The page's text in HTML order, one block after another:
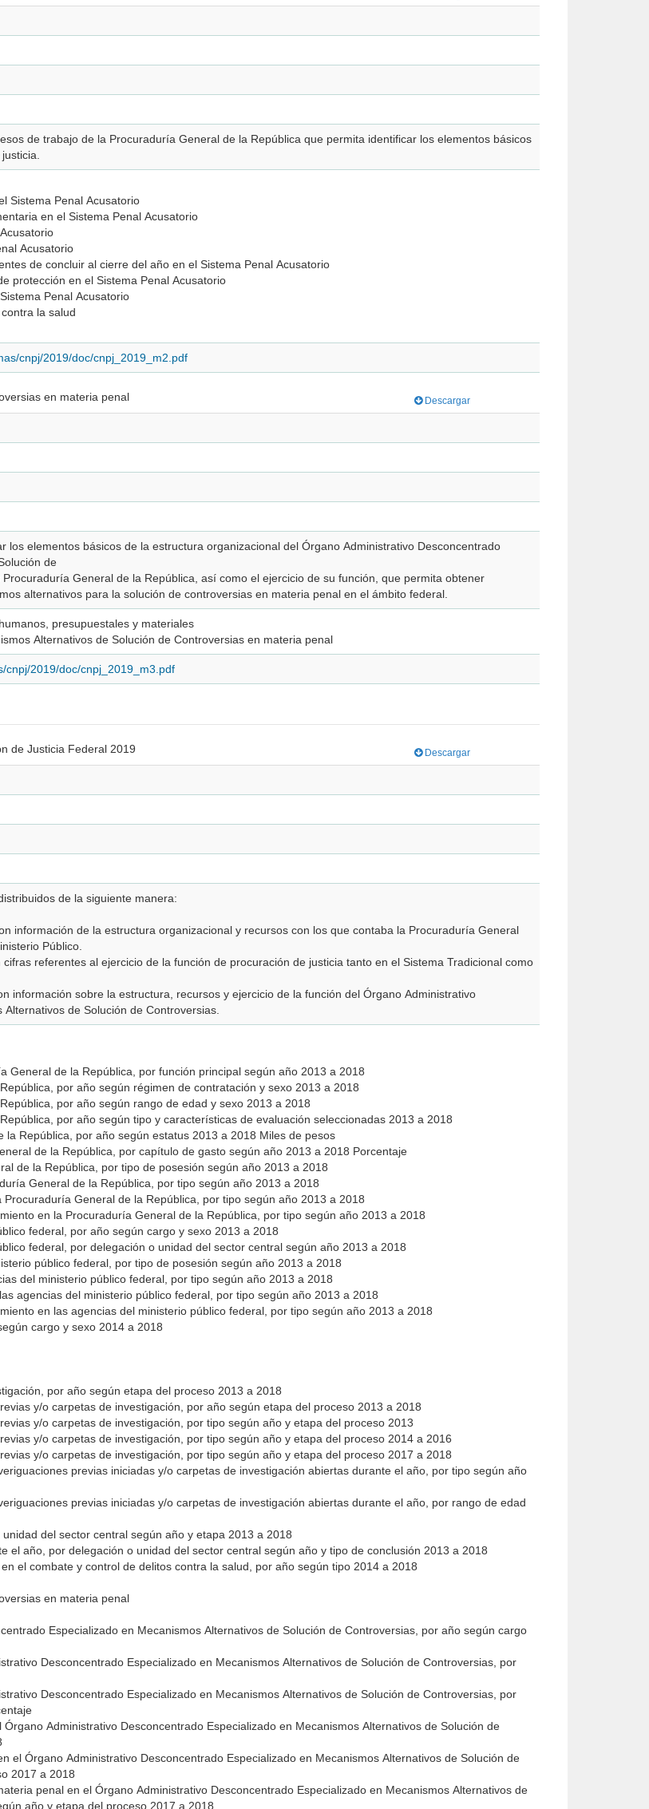
de trabajo de la Procuraduría General de la República que permita identificar los elementos básicos
Sistema Penal Acusatorio
en el Sistema Penal Acusatorio
Acusatorio
de concluir al cierre del año en el Sistema Penal Acusatorio
protección en el Sistema Penal Acusatorio
Penal Acusatorio
la salud
cnpj/2019/doc/cnpj_2019_m2.pdf
en materia penal Descargar
los elementos básicos de la estructura organizacional del Órgano Administrativo Desconcentrado
de
General de la República, así como el ejercicio de su función, que permita obtener
alternativos para la solución de controversias en materia penal en el ámbito federal.
presupuestales y materiales
Alternativos de Solución de Controversias en materia penal
cnpj/2019/doc/cnpj_2019_m3.pdf
de Justicia Federal 2019 Descargar
de la siguiente manera:
información de la estructura organizacional y recursos con los que contaba la Procuraduría General
Público.
referentes al ejercicio de la función de procuración de justicia tanto en el Sistema Tradicional como
información sobre la estructura, recursos y ejercicio de la función del Órgano Administrativo
de Solución de Controversias.
General de la República, por función principal según año 2013 a 2018
por año según régimen de contratación y sexo 2013 a 2018
por año según rango de edad y sexo 2013 a 2018
por año según tipo y características de evaluación seleccionadas 2013 a 2018
República, por año según estatus 2013 a 2018 Miles de pesos
de la República, por capítulo de gasto según año 2013 a 2018 Porcentaje
de la República, por tipo de posesión según año 2013 a 2018
General de la República, por tipo según año 2013 a 2018
General de la República, por tipo según año 2013 a 2018
en la Procuraduría General de la República, por tipo según año 2013 a 2018
federal, por año según cargo y sexo 2013 a 2018
federal, por delegación o unidad del sector central según año 2013 a 2018
público federal, por tipo de posesión según año 2013 a 2018
del ministerio público federal, por tipo según año 2013 a 2018
agencias del ministerio público federal, por tipo según año 2013 a 2018
en las agencias del ministerio público federal, por tipo según año 2013 a 2018
cargo y sexo 2014 a 2018
por año según etapa del proceso 2013 a 2018
y/o carpetas de investigación, por año según etapa del proceso 2013 a 2018
y/o carpetas de investigación, por tipo según año y etapa del proceso 2013
y/o carpetas de investigación, por tipo según año y etapa del proceso 2014 a 2016
y/o carpetas de investigación, por tipo según año y etapa del proceso 2017 a 2018
previas iniciadas y/o carpetas de investigación abiertas durante el año, por tipo según año
previas iniciadas y/o carpetas de investigación abiertas durante el año, por rango de edad
del sector central según año y etapa 2013 a 2018
el año, por delegación o unidad del sector central según año y tipo de conclusión 2013 a 2018
el combate y control de delitos contra la salud, por año según tipo 2014 a 2018
en materia penal
Especializado en Mecanismos Alternativos de Solución de Controversias, por año según cargo
Desconcentrado Especializado en Mecanismos Alternativos de Solución de Controversias, por
Desconcentrado Especializado en Mecanismos Alternativos de Solución de Controversias, por
Administrativo Desconcentrado Especializado en Mecanismos Alternativos de Solución de
el Órgano Administrativo Desconcentrado Especializado en Mecanismos Alternativos de Solución de
2017 a 2018
penal en el Órgano Administrativo Desconcentrado Especializado en Mecanismos Alternativos de
año y etapa del proceso 2017 a 2018